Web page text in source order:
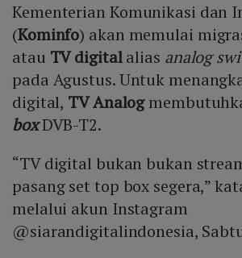
Kementerian Komunikasi dan
(Kominfo) akan memulai
atau TV digitalalias analog
pada Agustus. Untuk
digital, TV Analog
boxDVB-T2.
“TV digital bukan bukan
pasang set top box segera,”
melalui akun Instagram
@siarandigitalindonesia,